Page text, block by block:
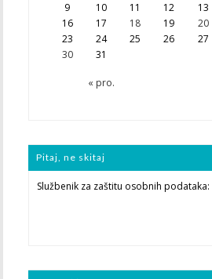
« pro.
9
10 11 12 13
16
17 18 19 20
23
24 25 26 27
30
31
Pitaj, ne skitaj
Službenik za zaštitu osobnih podataka: